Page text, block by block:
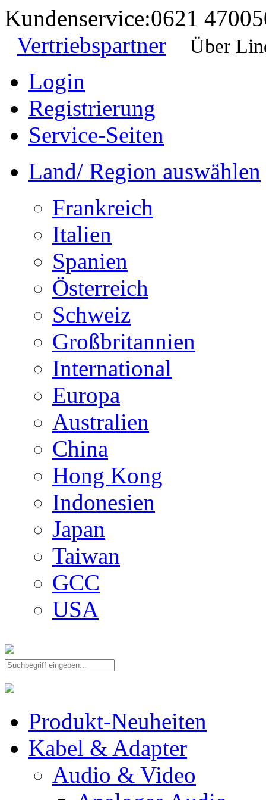
Kundenservice:0621
Vertriebspartner
Über
Login
Registrierung
Service-Seiten
Land/ Region auswählen
Frankreich
Italien
Spanien
Österreich
Schweiz
Großbritannien
International
Europa
Australien
China
Hong Kong
Indonesien
Japan
Taiwan
GCC
USA
Produkt-Neuheiten
Kabel & Adapter
Audio & Video